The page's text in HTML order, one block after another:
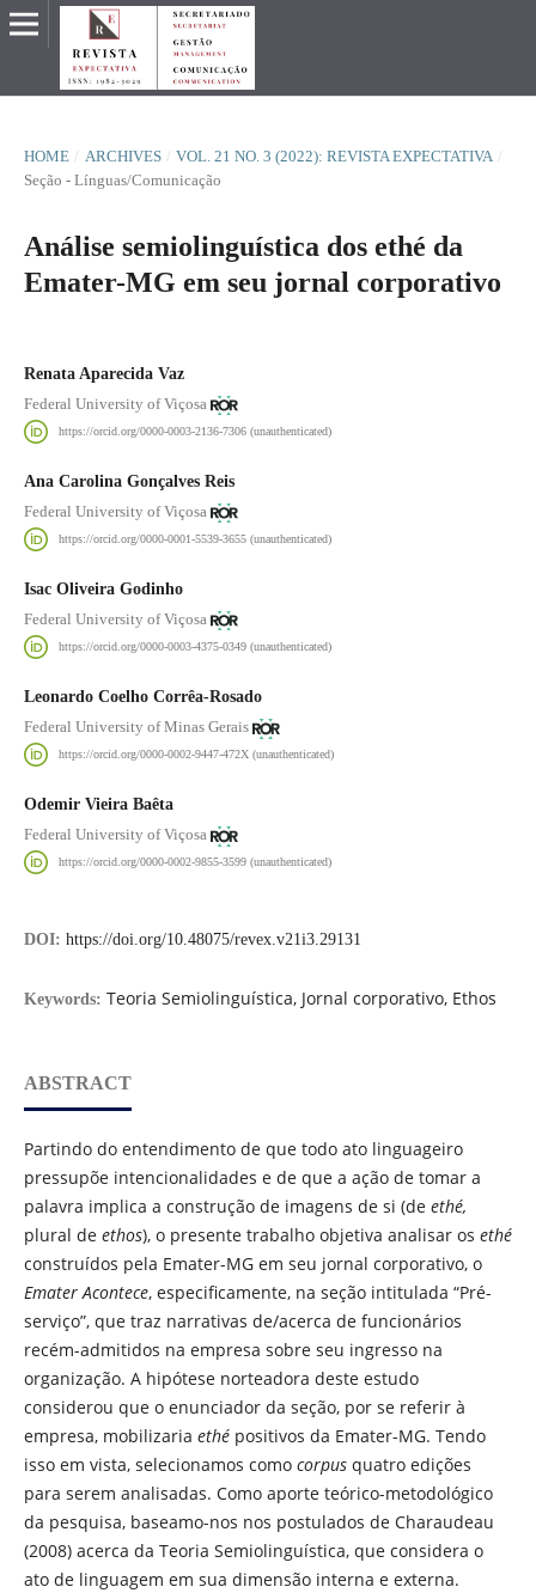
HOME / ARCHIVES / VOL. 21 NO. 3 (2022): REVISTA EXPECTATIVA /
Seção - Línguas/Comunicação
Análise semiolinguística dos ethé da
Emater-MG em seu jornal corporativo
Renata Aparecida Vaz
Federal University of Viçosa
https://orcid.org/0000-0003-2136-7306 (unauthenticated)
Ana Carolina Gonçalves Reis
Federal University of Viçosa
https://orcid.org/0000-0001-5539-3655 (unauthenticated)
Isac Oliveira Godinho
Federal University of Viçosa
https://orcid.org/0000-0003-4375-0349 (unauthenticated)
Leonardo Coelho Corrêa-Rosado
Federal University of Minas Gerais
https://orcid.org/0000-0002-9447-472X (unauthenticated)
Odemir Vieira Baêta
Federal University of Viçosa
https://orcid.org/0000-0002-9855-3599 (unauthenticated)
DOI: https://doi.org/10.48075/revex.v21i3.29131
Keywords: Teoria Semiolinguística, Jornal corporativo, Ethos
ABSTRACT
Partindo do entendimento de que todo ato linguageiro
pressupõe intencionalidades e de que a ação de tomar a
palavra implica a construção de imagens de si (deethé,
plural de ethos), o presente trabalho objetiva analisar os ethé
construídos pela Emater-MG em seu jornal corporativo, o
Emater Acontece, especificamente, na seção intitulada “Pré-
serviço”, que traz narrativas de/acerca de funcionários
recém-admitidos na empresa sobre seu ingresso na
organização. A hipótese norteadora deste estudo
considerou que o enunciador da seção, por se referir à
empresa, mobilizaria ethépositivos da Emater-MG. Tendo
isso em vista, selecionamos como corpusquatro edições
para serem analisadas. Como aporte teórico-metodológico
da pesquisa, baseamo-nos nos postulados de Charaudeau
(2008) acerca da Teoria Semiolinguística, que considera o
ato de linguagem em sua dimensão interna e externa.